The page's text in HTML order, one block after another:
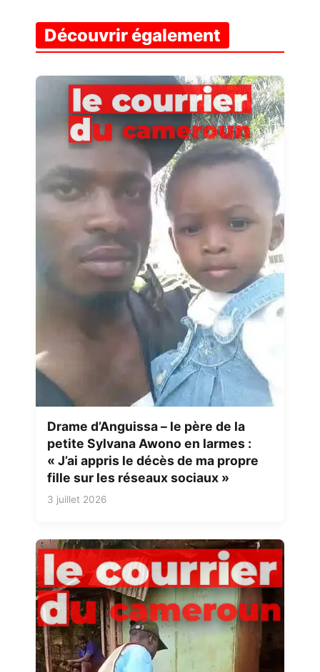
Découvrir également
Drame d’Anguissa – le père de la
petite Sylvana Awono en larmes :
« J’ai appris le décès de ma propre
fille sur les réseaux sociaux »
3 juillet 2026